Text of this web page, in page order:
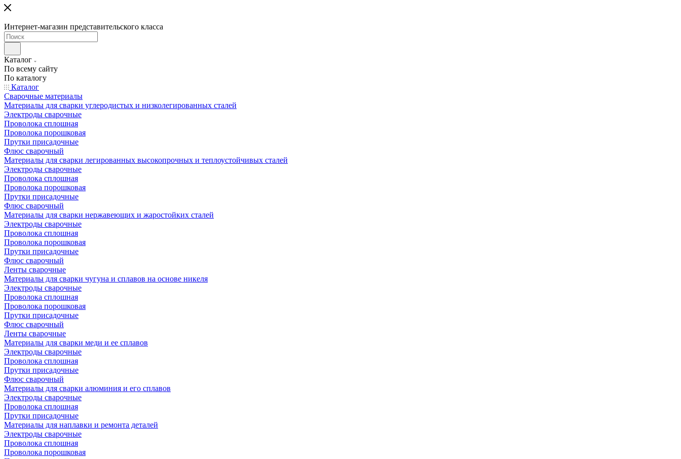
Интернет-магазин представительского класса
Каталог
По всему сайту
По каталогу
Каталог
Сварочные материалы
Материалы для сварки углеродистых и низколегированных сталей
Электроды сварочные
Проволока сплошная
Проволока порошковая
Прутки присадочные
Флюс сварочный
Материалы для сварки легированных высокопрочных и теплоустойчивых сталей
Электроды сварочные
Проволока сплошная
Проволока порошковая
Прутки присадочные
Флюс сварочный
Материалы для сварки нержавеющих и жаростойких сталей
Электроды сварочные
Проволока сплошная
Проволока порошковая
Прутки присадочные
Флюс сварочный
Ленты сварочные
Материалы для сварки чугуна и сплавов на основе никеля
Электроды сварочные
Проволока сплошная
Проволока порошковая
Прутки присадочные
Флюс сварочный
Ленты сварочные
Материалы для сварки меди и ее сплавов
Электроды сварочные
Проволока сплошная
Прутки присадочные
Флюс сварочный
Материалы для сварки алюминия и его сплавов
Электроды сварочные
Проволока сплошная
Прутки присадочные
Материалы для наплавки и ремонта деталей
Электроды сварочные
Проволока сплошная
Проволока порошковая